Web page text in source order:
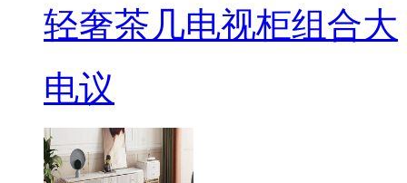
轻奢茶几电视柜组合大
电议